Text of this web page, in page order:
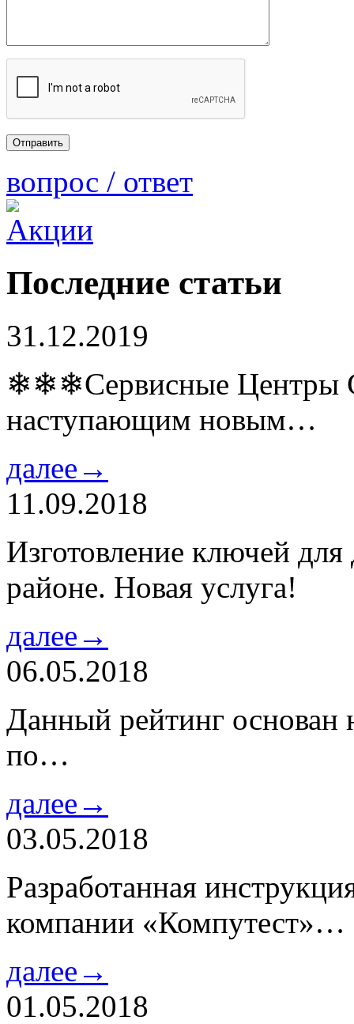
вопрос / ответ
Последние статьи
31.12.2019
❄❄❄Сервисные Центры
наступающим новым…
далее→
11.09.2018
Изготовление ключей
районе. Новая услуга!
далее→
06.05.2018
Данный рейтинг основан
по…
далее→
03.05.2018
Разработанная
компании «Компутест»…
далее→
01.05.2018